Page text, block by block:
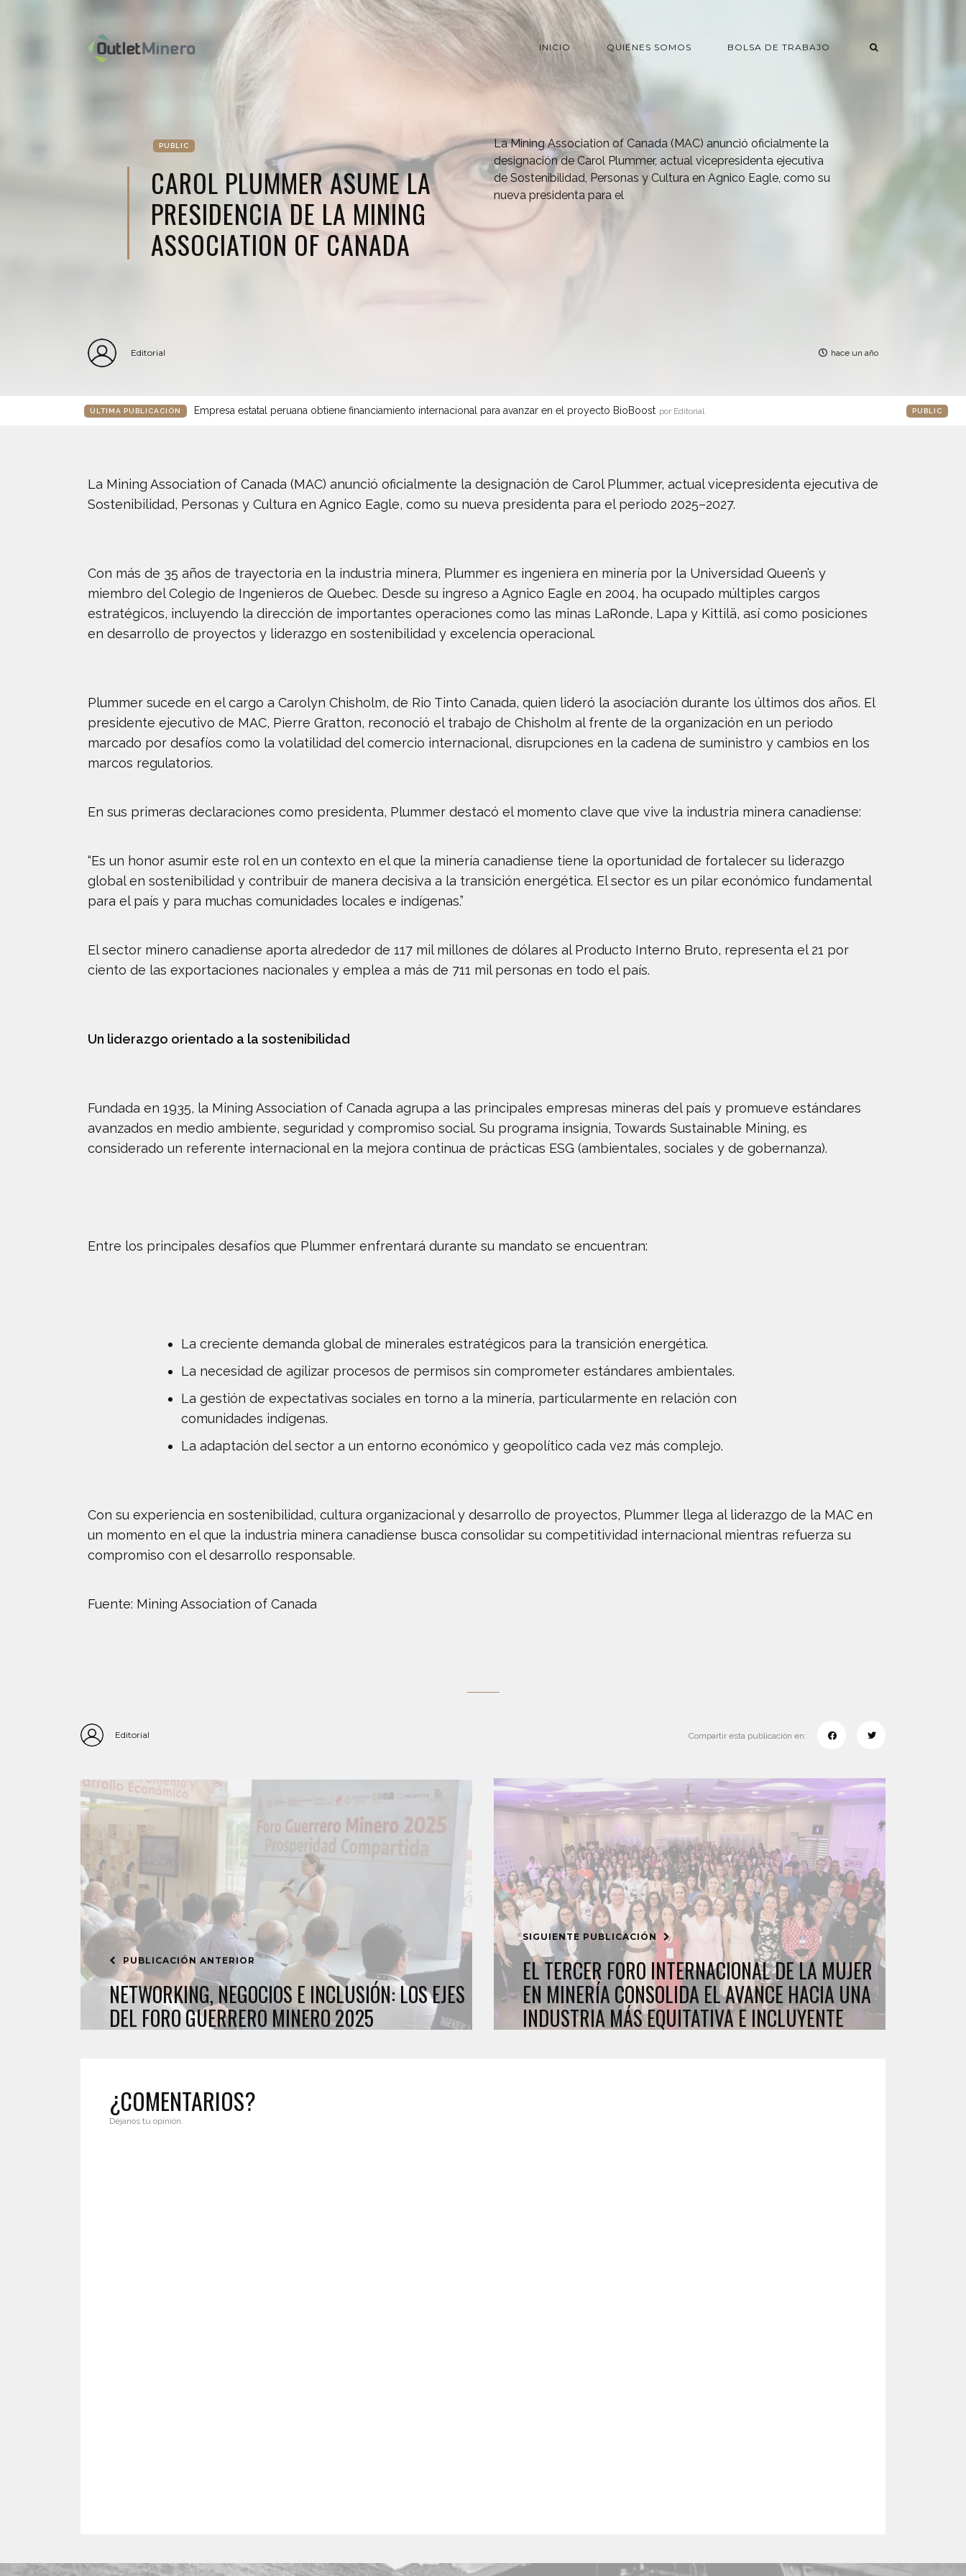
INICIO QUIÉNES SOMOS BOLSA DE TRABAJO
PUBLIC
CAROL PLUMMER ASUME LA
PRESIDENCIA DE LA MINING
ASSOCIATION OF CANADA
La Mining Association of Canada (MAC) anunció oficialmente la
designación de Carol Plummer, actual vicepresidenta ejecutiva
de Sostenibilidad, Personas y Cultura en Agnico Eagle, como su
nueva presidenta para el
Editorial hace un año
ÚLTIMA PUBLICACIÓN Empresa estatal peruana obtiene financiamiento internacional para avanzar en el proyecto BioBoost por Editorial PUBLIC
La Mining Association of Canada (MAC) anunció oficialmente la designación de Carol Plummer, actual vicepresidenta ejecutiva de
Sostenibilidad, Personas y Cultura en Agnico Eagle, como su nueva presidenta para el periodo 2025–2027.
Con más de 35 años de trayectoria en la industria minera, Plummer es ingeniera en minería por la Universidad Queen’s y
miembro del Colegio de Ingenieros de Quebec. Desde su ingreso a Agnico Eagle en 2004, ha ocupado múltiples cargos
estratégicos, incluyendo la dirección de importantes operaciones como las minas LaRonde, Lapa y Kittilä, así como posiciones
en desarrollo de proyectos y liderazgo en sostenibilidad y excelencia operacional.
Plummer sucede en el cargo a Carolyn Chisholm, de Rio Tinto Canada, quien lideró la asociación durante los últimos dos años. El
presidente ejecutivo de MAC, Pierre Gratton, reconoció el trabajo de Chisholm al frente de la organización en un periodo
marcado por desafíos como la volatilidad del comercio internacional, disrupciones en la cadena de suministro y cambios en los
marcos regulatorios.
En sus primeras declaraciones como presidenta, Plummer destacó el momento clave que vive la industria minera canadiense:
“Es un honor asumir este rol en un contexto en el que la minería canadiense tiene la oportunidad de fortalecer su liderazgo
global en sostenibilidad y contribuir de manera decisiva a la transición energética. El sector es un pilar económico fundamental
para el país y para muchas comunidades locales e indígenas.”
El sector minero canadiense aporta alrededor de 117 mil millones de dólares al Producto Interno Bruto, representa el 21 por
ciento de las exportaciones nacionales y emplea a más de 711 mil personas en todo el país.
Un liderazgo orientado a la sostenibilidad
Fundada en 1935, la Mining Association of Canada agrupa a las principales empresas mineras del país y promueve estándares
avanzados en medio ambiente, seguridad y compromiso social. Su programa insignia, Towards Sustainable Mining, es
considerado un referente internacional en la mejora continua de prácticas ESG (ambientales, sociales y de gobernanza).
Entre los principales desafíos que Plummer enfrentará durante su mandato se encuentran:
La creciente demanda global de minerales estratégicos para la transición energética.
La necesidad de agilizar procesos de permisos sin comprometer estándares ambientales.
La gestión de expectativas sociales en torno a la minería, particularmente en relación con
comunidades indígenas.
La adaptación del sector a un entorno económico y geopolítico cada vez más complejo.
Con su experiencia en sostenibilidad, cultura organizacional y desarrollo de proyectos, Plummer llega al liderazgo de la MAC en
un momento en el que la industria minera canadiense busca consolidar su competitividad internacional mientras refuerza su
compromiso con el desarrollo responsable.
Fuente: Mining Association of Canada
Editorial Compartir esta publicación en:
PUBLICACIÓN ANTERIOR
NETWORKING, NEGOCIOS E INCLUSIÓN: LOS EJES
DEL FORO GUERRERO MINERO 2025
SIGUIENTE PUBLICACIÓN
EL TERCER FORO INTERNACIONAL DE LA MUJER
EN MINERÍA CONSOLIDA EL AVANCE HACIA UNA
INDUSTRIA MÁS EQUITATIVA E INCLUYENTE
¿COMENTARIOS?
Déjanos tu opinión.